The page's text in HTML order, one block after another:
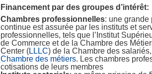
Financement par des groupes d’intérêt:
Chambres professionnelles: une grande
continue est assurée par les instituts et
professionnelles, tels que l’Institut
de Commerce et de la Chambre des
Center (LLLC) de la Chambre des
Chambre des métiers. Les chambres
cotisations de leurs membres